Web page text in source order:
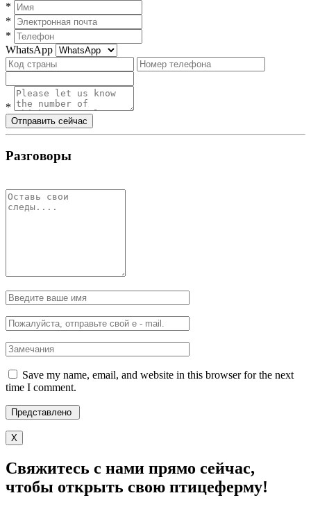
*
*
*
WhatsApp
*
Отправить сейчас
Разговоры
Save my name, email, and website in this browser for the next
time I comment.
X
Свяжитесь с нами прямо сейчас,
чтобы открыть свою птицеферму!